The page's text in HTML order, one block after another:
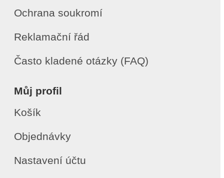
Ochrana soukromí
Reklamační řád
Často kladené otázky (FAQ)
Můj profil
Košík
Objednávky
Nastavení účtu